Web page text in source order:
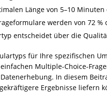
Länge von 5–10
werden von 72
entscheidet über die
für Ihre spezifischen
Multiple-Choice-
In diesem
Ergebnisse liefern